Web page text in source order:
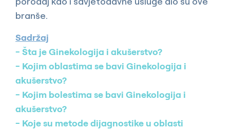
branše.
Sadržaj
Šta je Ginekologija i akušerstvo?
Kojim oblastima se bavi Ginekologija i
akušerstvo?
Kojim bolestima se bavi Ginekologija i
akušerstvo?
Koje su metode dijagnostike u oblasti